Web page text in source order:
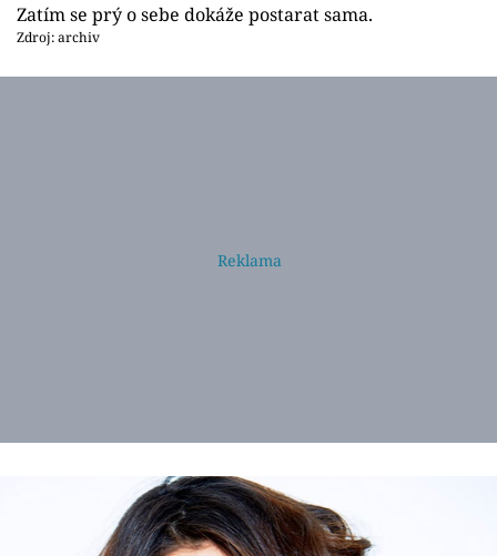
Zatím se prý o sebe dokáže postarat sama.
Zdroj: archiv